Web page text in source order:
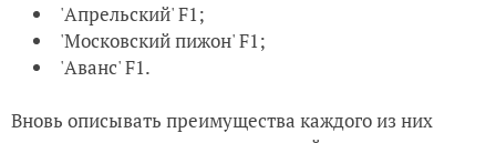
'Апрельский' F1;
'Московский пижон' F1;
'Аванс' F1.
Вновь описывать преимущества каждого из них